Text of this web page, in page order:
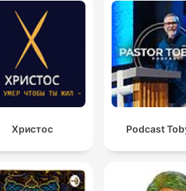
Христос Podcast